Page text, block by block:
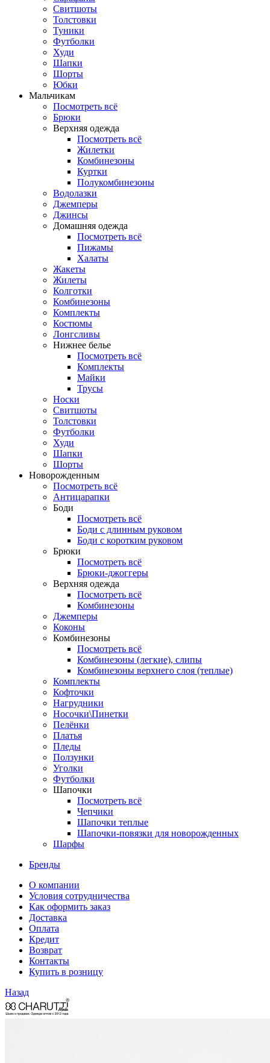
Свитшоты
Толстовки
Туники
Футболки
Худи
Шапки
Шорты
Юбки
Мальчикам
Посмотреть всё
Брюки
Верхняя одежда
Посмотреть всё
Жилетки
Комбинезоны
Куртки
Полукомбинезоны
Водолазки
Джемперы
Джинсы
Домашняя одежда
Посмотреть всё
Пижамы
Халаты
Жакеты
Жилеты
Колготки
Комбинезоны
Комплекты
Костюмы
Лонгсливы
Нижнее белье
Посмотреть всё
Комплекты
Майки
Трусы
Носки
Свитшоты
Толстовки
Футболки
Худи
Шапки
Шорты
Новорожденным
Посмотреть всё
Антицарапки
Боди
Посмотреть всё
Боди с длинным руковом
Боди с коротким руковом
Брюки
Посмотреть всё
Брюки-джоггеры
Верхняя одежда
Посмотреть всё
Комбинезоны
Джемперы
Коконы
Комбинезоны
Посмотреть всё
Комбинезоны (легкие), слипы
Комбинезоны верхнего слоя (теплые)
Комплекты
Кофточки
Нагрудники
Носочки\Пинетки
Пелёнки
Платья
Пледы
Ползунки
Уголки
Футболки
Шапочки
Посмотреть всё
Чепчики
Шапочки теплые
Шапочки-повязки для новорожденных
Шарфы
Бренды
О компании
Условия сотрудничества
Как оформить заказ
Доставка
Оплата
Кредит
Возврат
Контакты
Купить в розницу
Назад